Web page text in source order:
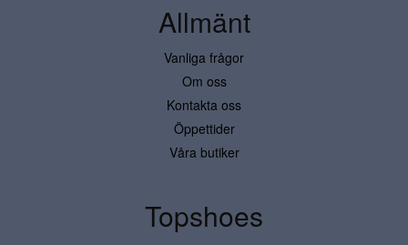
Allmänt
Vanliga frågor
Om oss
Kontakta oss
Öppettider
Våra butiker
Topshoes